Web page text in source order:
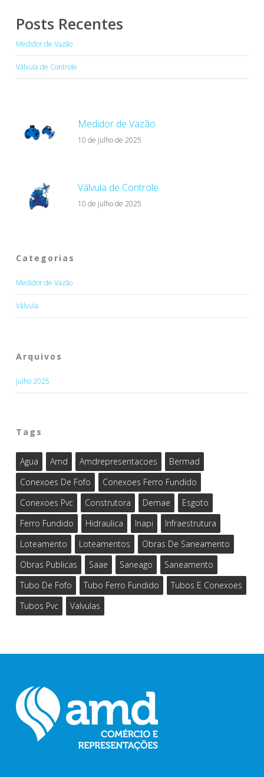
Posts Recentes
Medidor de Vazão
Válvula de Controle
Medidor de Vazão
10 de julho de 2025
Válvula de Controle
10 de julho de 2025
Categorias
Medidor de Vazão
Válvula
Arquivos
julho 2025
Tags
Agua Amd Amdrepresentacoes
Bermad
Conexoes De Fofo
Conexoes Ferro Fundido
Conexoes Pvc
Construtora Demae
Esgoto
Ferro Fundido
Hidraulica Inapi
Infraestrutura
Loteamento
Loteamentos
Obras De Saneamento
Obras Publicas
Saae Saneago
Saneamento
Tubo De Fofo
Tubo Ferro Fundido
Tubos E Conexoes
Tubos Pvc
Valvulas